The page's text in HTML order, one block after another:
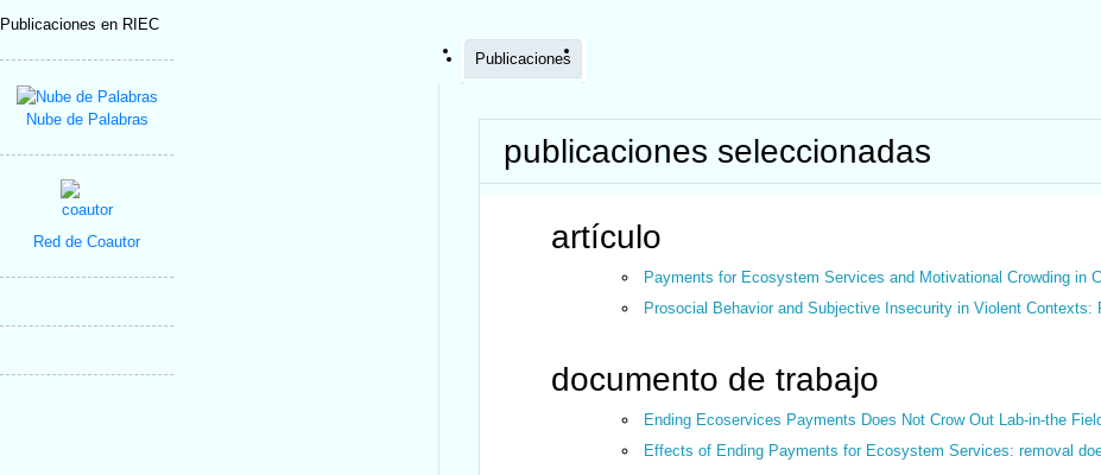
Publicaciones en RIEC
Nube de Palabras
Red de Coautor
Publicaciones
publicaciones seleccionadas
artículo
Payments for Ecosystem Services and Motivational Crowding in
Prosocial Behavior and Subjective Insecurity in Violent Contexts:
documento de trabajo
Ending Ecoservices Payments Does Not Crow Out Lab-in-the
Effects of Ending Payments for Ecosystem Services: removal